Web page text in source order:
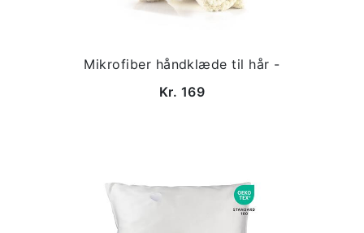
Mikrofiber håndklæde til hår -
Kr. 169